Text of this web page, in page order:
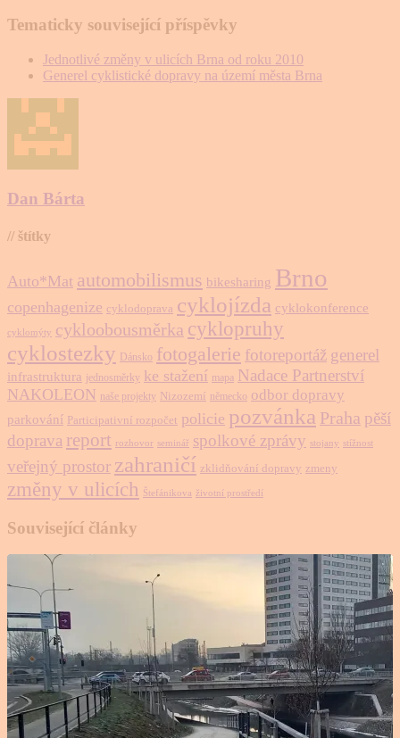
Tematicky související příspěvky
Jednotlivé změny v ulicích Brna od roku 2010
Generel cyklistické dopravy na území města Brna
Dan Bárta
// štítky
Auto*Mat automobilismus bikesharing Brno
copenhagenize cyklodoprava cyklojízda cyklokonference
cyklomýty cykloobousměrka cyklopruhy
cyklostezky Dánsko fotogalerie fotoreportáž generel
infrastruktura jednosměrky ke stažení mapa Nadace Partnerství
NAKOLEON naše projekty Nizozemí německo odbor dopravy
parkování Participativní rozpočet policie pozvánka Praha pěší
doprava report rozhovor seminář spolkové zprávy stojany stížnost
veřejný prostor zahraničí zklidňování dopravy zmeny
změny v ulicích Štefánikova životní prostředí
Související články